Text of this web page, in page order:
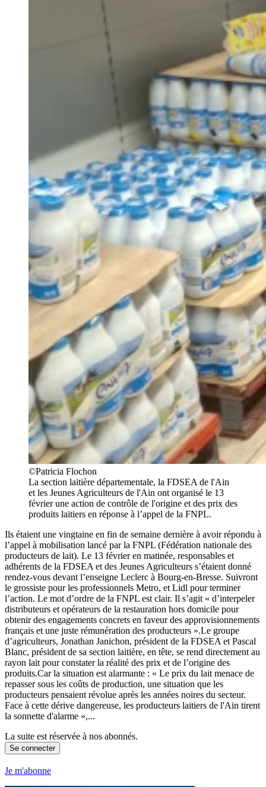
©Patricia Flochon
La section laitière départementale, la FDSEA de l'Ain
et les Jeunes Agriculteurs de l'Ain ont organisé le 13
février une action de contrôle de l'origine et des prix des
produits laitiers en réponse à l’appel de la FNPL.
Ils étaient une vingtaine en fin de semaine dernière à avoir répondu à
l’appel à mobilisation lancé par la FNPL (Fédération nationale des
producteurs de lait). Le 13 février en matinée, responsables et
adhérents de la FDSEA et des Jeunes Agriculteurs s’étaient donné
rendez-vous devant l’enseigne Leclerc à Bourg-en-Bresse. Suivront
le grossiste pour les professionnels Metro, et Lidl pour terminer
l’action. Le mot d’ordre de la FNPL est clair. Il s’agit « d’interpeler
distributeurs et opérateurs de la restauration hors domicile pour
obtenir des engagements concrets en faveur des approvisionnements
français et une juste rémunération des producteurs ».Le groupe
d’agriculteurs, Jonathan Janichon, président de la FDSEA et Pascal
Blanc, président de sa section laitière, en tête, se rend directement au
rayon lait pour constater la réalité des prix et de l’origine des
produits.Car la situation est alarmante : « Le prix du lait menace de
repasser sous les coûts de production, une situation que les
producteurs pensaient révolue après les années noires du secteur.
Face à cette dérive dangereuse, les producteurs laitiers de l'Ain tirent
la sonnette d'alarme »,...
La suite est réservée à nos abonnés.
Se connecter
Je m'abonne